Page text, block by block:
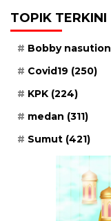
TOPIK TERKINI
Bobby nasution
Covid19 (250)
KPK (224)
medan (311)
Sumut (421)